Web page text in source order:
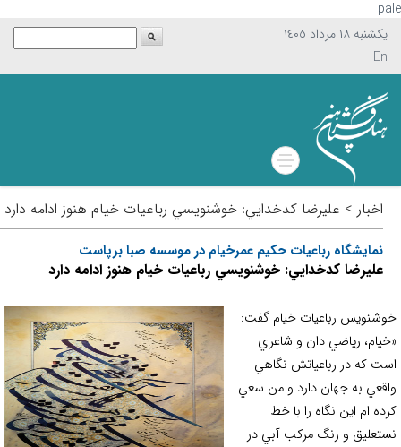
يکشنبه ١٨ مرداد ١٤٠٥
اخبار > عليرضا كدخدايي: خوشنويسي رباعيات خيام هنوز ادامه دارد
نمايشگاه رباعيات حكيم عمرخيام در موسسه صبا برپاست
عليرضا كدخدايي: خوشنويسي رباعيات خيام هنوز ادامه دارد
رباعيات خيام گفت:
رياضي دان و شاعري
كه در رباعياتش نگاهي
به جهان دارد و من سعي
ام اين نگاه را با خط
و رنگ مركب آبي در